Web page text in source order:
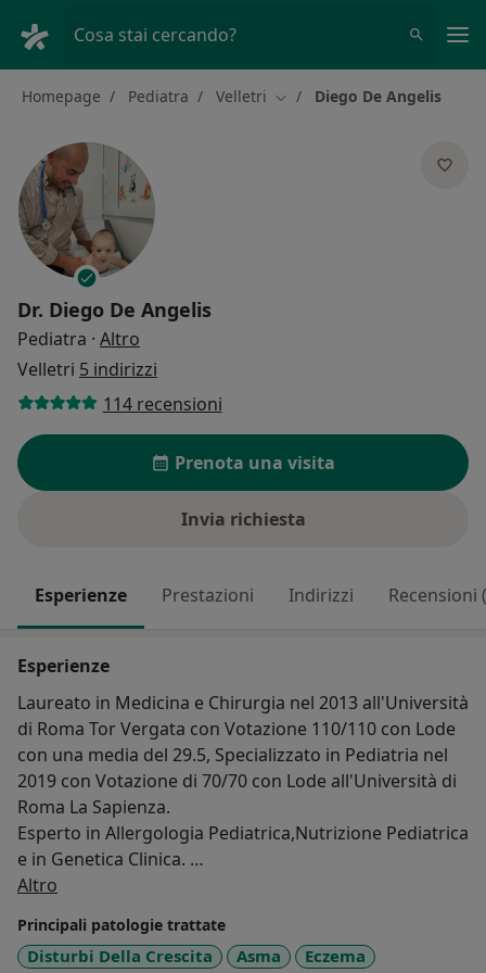
Cosa stai cercando?
Homepage Pediatra Velletri Cambia città
Diego De Angelis
Dr. Diego De Angelis
Pediatra · Altro
Velletri 5 indirizzi
114 recensioni
Prenota una visita
Invia richiesta
Esperienze Prestazioni Indirizzi Recensioni
Esperienze
Laureato in Medicina e Chirurgia nel 2013 all'Università
di Roma Tor Vergata con Votazione 110/110 con Lode
con una media del 29.5, Specializzato in Pediatria nel
2019 con Votazione di 70/70 con Lode all'Università di
Roma La Sapienza.
Esperto in Allergologia Pediatrica,Nutrizione Pediatrica
e in Genetica Clinica.
Ho conseguito nel 2022 un ulteriore Master in
Sono titolare di uno studio di cure primarie
pediatriche a Velletri, consulente ospedaliero,
Altro
Principali patologie trattate
Disturbi Della Crescita Asma
Eczema